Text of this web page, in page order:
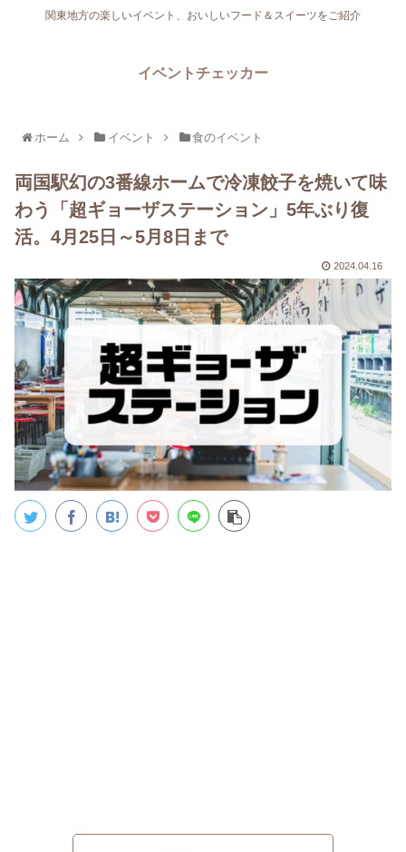
関東地方の楽しいイベント、おいしいフード＆スイーツをご紹介
イベントチェッカー
ホーム イベント 食のイベント
両国駅幻の3番線ホームで冷凍餃子を焼いて味
わう「超ギョーザステーション」5年ぶり復
活。4月25日～5月8日まで
2024.04.16